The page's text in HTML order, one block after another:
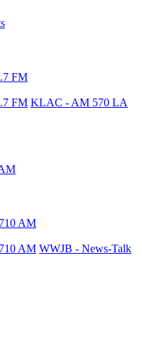
FM
FM KLAC - AM 570 LA
AM
AM WWJB - News-Talk